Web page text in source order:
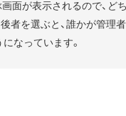
面が表示されるので、ど
者を選ぶと、誰かが管理
なっています。